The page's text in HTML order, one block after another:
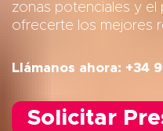
zonas potenciales y
ofrecerte los mejores
Llámanos ahora: +34
Solicitar